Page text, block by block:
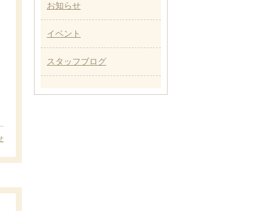
お知らせ
イベント
スタッフブログ